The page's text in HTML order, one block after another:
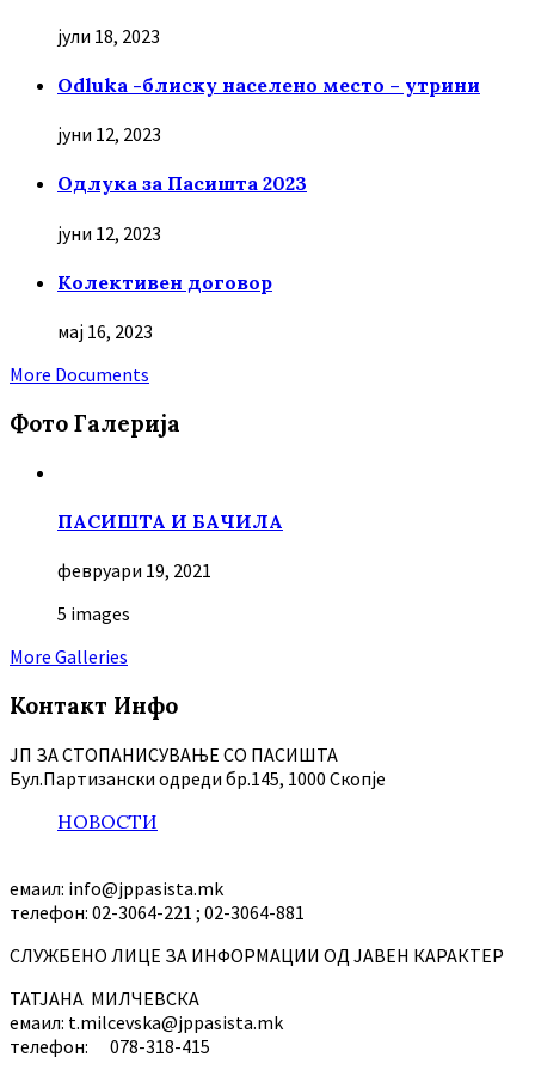
јули 18, 2023
Odluka -блиску населено место – утрини
јуни 12, 2023
Oдлука за Пасишта 2023
јуни 12, 2023
Колективен договор
мај 16, 2023
More Documents
Фото Галерија
ПАСИШТА И БАЧИЛА
февруари 19, 2021
5 images
More Galleries
Контакт Инфо
ЈП ЗА СТОПАНИСУВАЊЕ СО ПАСИШТА
Бул.Партизански oдреди бр.145, 1000 Скопје
НОВОСТИ
емаил: info@jppasista.mk
телефон: 02-3064-221 ; 02-3064-881
СЛУЖБЕНО ЛИЦЕ ЗА ИНФОРМАЦИИ ОД ЈАВЕН КАРАКТЕР
ТАТЈАНА МИЛЧЕВСКА
емаил: t.milcevska@jppasista.mk
телефон: 078-318-415